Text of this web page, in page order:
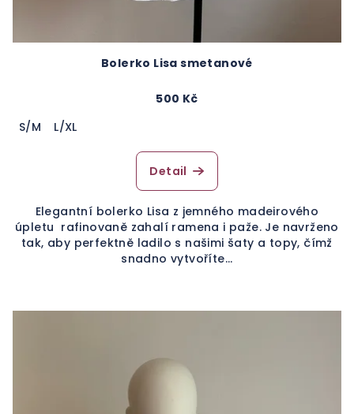
Bolerko Lisa smetanové
500 Kč
S/M
L/XL
Detail
Elegantní bolerko Lisa z jemného madeirového
úpletu rafinovaně zahalí ramena i paže. Je navrženo
tak, aby perfektně ladilo s našimi šaty a topy, čímž
snadno vytvoříte...